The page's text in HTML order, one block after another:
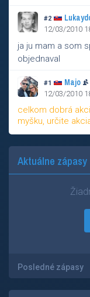
#2
12/03/2010
ja ju mam a som
objednaval
#1 Majo
12/03/2010
celkom dobrá
myšku, určite
Aktuálne zápasy
Posledné zápasy